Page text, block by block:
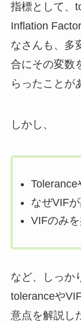
指標として、
Inflation
なさんも、多
合にその変数
らったことが
しかし、
なぜVIF
VIFのみ
など、しっか
toleranceや
意点を解説し